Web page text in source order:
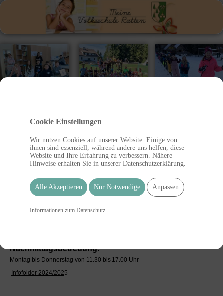
Volksschule Ratten
Leitung:
Petra Eisner, VD, Dipl.Päd.
Unterrichtende LehrerInnen:
Johannes Hofer, BEd
Lukas Krausler, BEd
Elisabeth Götz, BEd, Religion
Nachmittagsbetreuung:
Montag bis Donnerstag von 11.30 bis 17.00 Uhr
Infofolder 2024/2025
Cookie Einstellungen
Wir nutzen Cookies auf unserer Website. Einige von
ihnen sind essenziell, während andere uns helfen, diese
Website und Ihre Erfahrung zu verbessern. Nähere
Hinweise erhalten Sie in unserer Datenschutzerklärung.
Alle Akzeptieren Nur Notwendige Anpassen
Informationen zum Datenschutz